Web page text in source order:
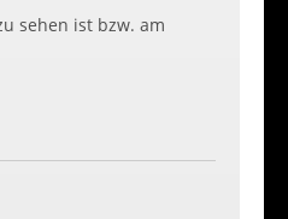
sehen ist bzw. am